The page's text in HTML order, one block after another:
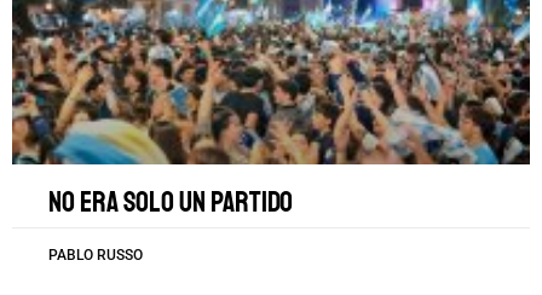
No era solo un partido
PABLO RUSSO